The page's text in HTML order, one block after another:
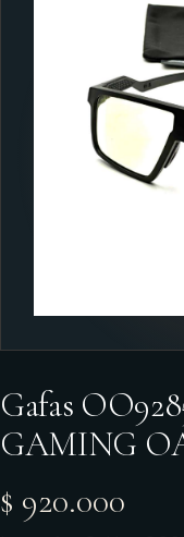
Gafas
GAMING
$ 920.000